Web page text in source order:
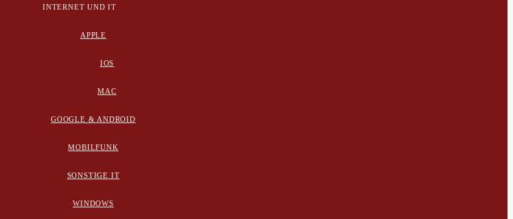
INTERNET UND IT
APPLE
IOS
MAC
GOOGLE & ANDROID
MOBILFUNK
SONSTIGE IT
WINDOWS